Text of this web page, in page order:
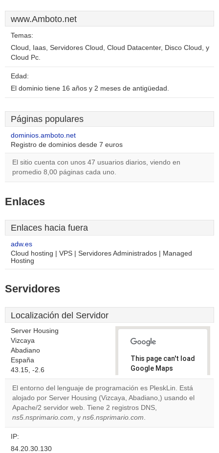
www.Amboto.net
Temas:
Cloud, Iaas, Servidores Cloud, Cloud Datacenter, Disco Cloud, y
Cloud Pc.
Edad:
El dominio tiene 16 años y 2 meses de antigüedad.
Páginas populares
dominios.amboto.net
Registro de dominios desde 7 euros
El sitio cuenta con unos 47 usuarios diarios, viendo en
promedio 8,00 páginas cada uno.
Enlaces
Enlaces hacia fuera
adw.es
Cloud hosting | VPS | Servidores Administrados | Managed
Hosting
Servidores
Localización del Servidor
Server Housing
Vizcaya
Abadiano
España
43.15, -2.6
This page can't load
Google Maps
correctly.
Do you
own this
website?
El entorno del lenguaje de programación es PleskLin. Está
alojado por Server Housing (Vizcaya, Abadiano,) usando el
Apache/2 servidor web. Tiene 2 registros DNS,
ns5.nsprimario.com, y ns6.nsprimario.com.
IP:
84.20.30.130